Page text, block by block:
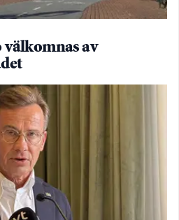
välkomnas av